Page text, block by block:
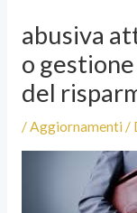
contenuto
abusiva
o
del
/Aggiornamenti/